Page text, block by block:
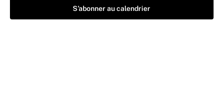
S’abonner au calendrier